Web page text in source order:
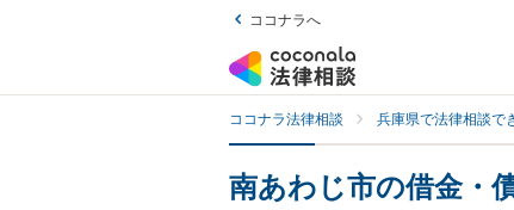
ココナラへ
ココナラ法律相談 兵庫県で法律相談で
南あわじ市の借金・